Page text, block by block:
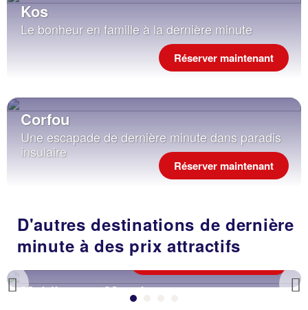
Kos
Le bonheur en famille à la dernière minute
Réserver maintenant
Corfou
Une escapade de dernière minute dans paradis
insulaire
Réserver maintenant
D'autres destinations de dernière
minute à des prix attractifs
Previous
Maldives et Maurice